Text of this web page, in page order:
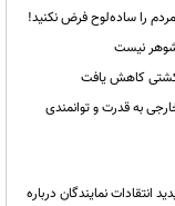
را ساده‌لوح فرض نکنید!
شوهر نیست
به قدرت و توانمندی
نمایندگان درباره